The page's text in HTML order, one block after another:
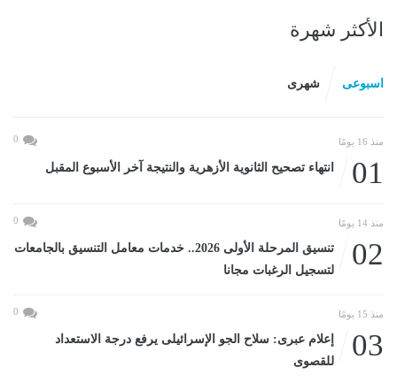
الأكثر شهرة
اسبوعى شهرى
منذ 16 يومًا 0
01 انتهاء تصحيح الثانوية الأزهرية والنتيجة آخر الأسبوع المقبل
منذ 14 يومًا 0
02
تنسيق المرحلة الأولى 2026.. خدمات معامل التنسيق بالجامعات
لتسجيل الرغبات مجانا
منذ 15 يومًا 0
03
إعلام عبرى: سلاح الجو الإسرائيلى يرفع درجة الاستعداد
للقصوى